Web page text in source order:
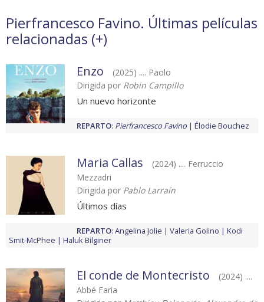
Pierfrancesco Favino. Últimas películas
relacionadas (+)
Enzo
(2025) .... Paolo
Dirigida por Robin Campillo
Un nuevo horizonte
REPARTO: Pierfrancesco Favino Élodie Bouchez
Maria Callas
(2024) .... Ferruccio
Mezzadri
Dirigida por Pablo Larraín
Últimos días
REPARTO: Angelina Jolie Valeria Golino
Kodi
Smit-McPhee
Haluk Bilginer
El conde de Montecristo
(2024) ....
Abbé Faria